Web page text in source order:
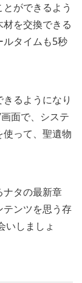
ができるよう
を交換できる
ルタイムも5秒
るようになり
面で、システ
って、聖遺物
ナタの最新章
テンツを思う存
いしましょ